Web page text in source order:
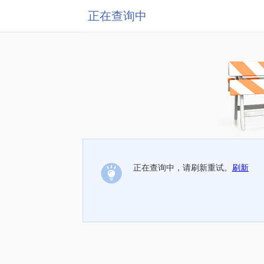
正在查询中
正在查询中，请刷新重试。 刷新